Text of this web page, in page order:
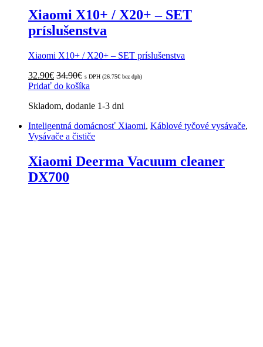
Xiaomi X10+ / X20+ – SET
príslušenstva
Xiaomi X10+ / X20+ – SET príslušenstva
32.90€ 34.90€ s DPH (26.75€ bez dph)
Pridať do košíka
Skladom, dodanie 1-3 dni
Inteligentná domácnosť Xiaomi, Káblové tyčové vysávače,
Vysávače a čističe
Xiaomi Deerma Vacuum cleaner
DX700